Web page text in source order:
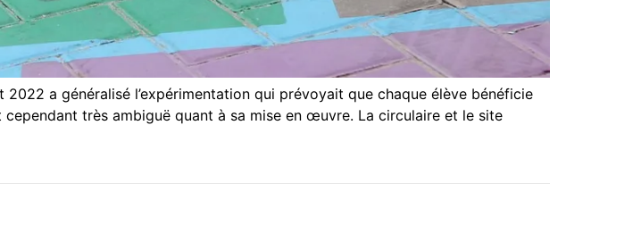
a généralisé l’expérimentation qui prévoyait que chaque élève bénéficie
cependant très ambiguë quant à sa mise en œuvre. La circulaire et le site